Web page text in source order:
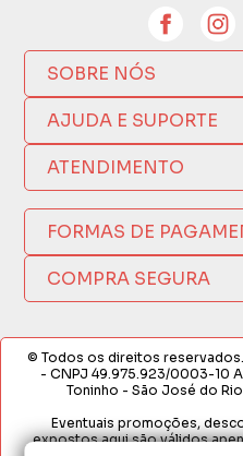
SOBRE NÓS
Quem Somos
Compra Segura
Como Comprar
Nossas Lojas
Política de
AJUDA E SUPORTE
Nosso Aplicativo
Trocas e Devoluções
Formas de
Fretes e Entregas
Fabricantes
Termos de Compra e
ATENDIMENTO
(17) 3209-9595
FORMAS DE
COMPRA SEGURA
© Todos os direitos reservados.
- CNPJ 49.975.923/0003-10
Toninho - São José do
Eventuais promoções,
expostos aqui são válidos